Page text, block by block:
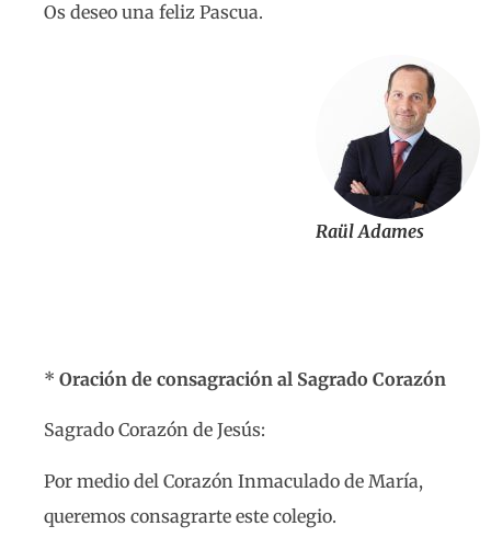
Os deseo una feliz Pascua.
Raül Adames
* Oración de consagración al Sagrado Corazón
Sagrado Corazón de Jesús:
Por medio del Corazón Inmaculado de María,
queremos consagrarte este colegio.